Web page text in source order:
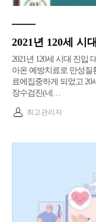
2021년 120세 시
2021년 120세 시대 진입
아온 예방치료로 만성질
료에집중하게 되었고
장수검진(네…
최고관리자